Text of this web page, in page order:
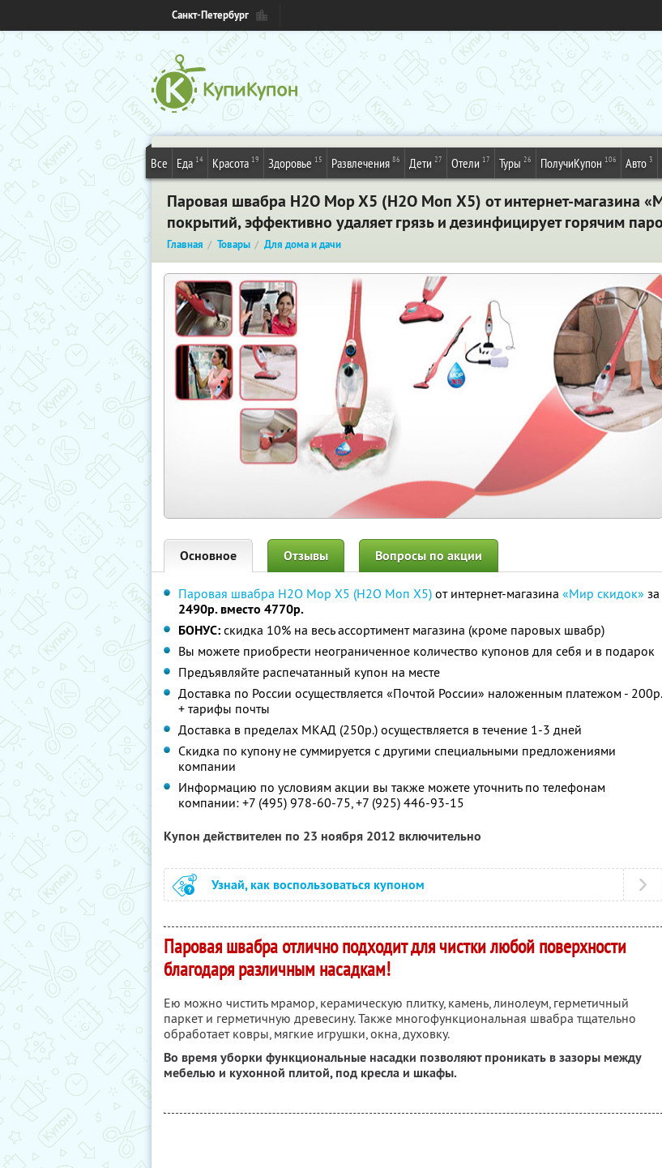
Санкт-Петербург
Все Еда 14 Красота 19 Здоровье 15 Развлечения 86 Дети 27 Отели 17 Туры 26 ПолучиКупон 106 Авто 3
Паровая швабра H2O Mop X5 (Н2О Моп Х5) от интернет-магазина
покрытий, эффективно удаляет грязь и дезинфицирует горячим
Главная Товары Для дома и дачи
Основное Отзывы Вопросы по акции
Паровая швабра H2O Mop X5 (Н2О Моп Х5) от интернет-магазина «Мир скидок» за
2490р. вместо 4770р.
БОНУС: скидка 10% на весь ассортимент магазина (кроме паровых швабр)
Вы можете приобрести неограниченное количество купонов для себя и в подарок
Предъявляйте распечатанный купон на месте
Доставка по России осуществляется «Почтой России» наложенным платежом - 200р.
+ тарифы почты
Доставка в пределах МКАД (250р.) осуществляется в течение 1-3 дней
Скидка по купону не суммируется с другими специальными предложениями
компании
Информацию по условиям акции вы также можете уточнить по телефонам
компании: +7 (495) 978-60-75, +7 (925) 446-93-15
Купон действителен по 23 ноября 2012 включительно
Узнай, как воспользоваться купоном
Паровая швабра отлично подходит для чистки любой поверхности
благодаря различным насадкам!
Ею можно чистить мрамор, керамическую плитку, камень, линолеум, герметичный
паркет и герметичную древесину. Также многофункциональная швабра тщательно
обработает ковры, мягкие игрушки, окна, духовку.
Во время уборки функциональные насадки позволяют проникать в зазоры между
мебелью и кухонной плитой, под кресла и шкафы.